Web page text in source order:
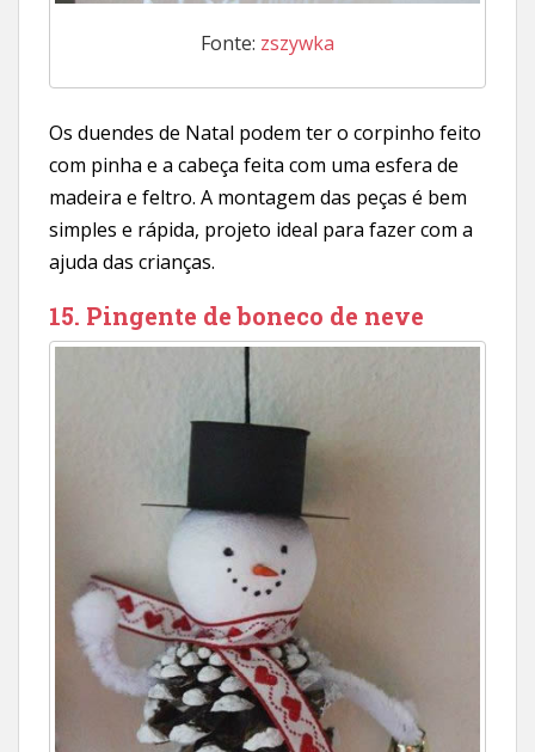
Fonte: zszywka
Os duendes de Natal podem ter o corpinho feito
com pinha e a cabeça feita com uma esfera de
madeira e feltro. A montagem das peças é bem
simples e rápida, projeto ideal para fazer com a
ajuda das crianças.
15. Pingente de boneco de neve